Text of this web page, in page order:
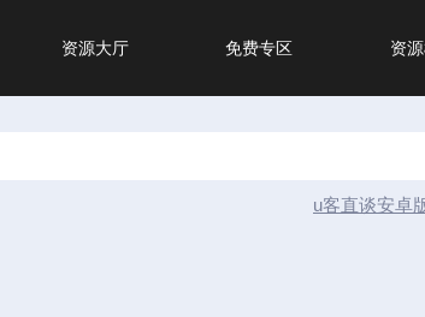
资源大厅 免费专区 资
u客直谈安卓